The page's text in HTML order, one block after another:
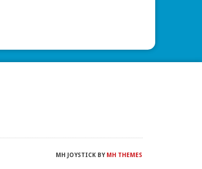
MH JOYSTICK BY MH THEMES